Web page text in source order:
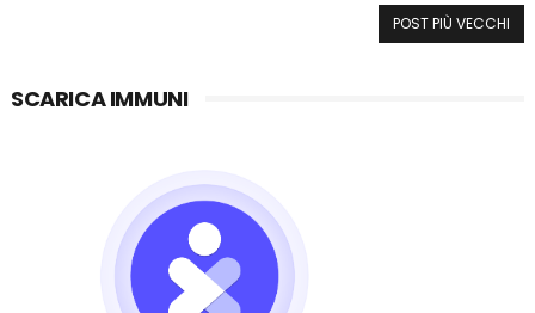
POST PIÙ VECCHI
SCARICA IMMUNI